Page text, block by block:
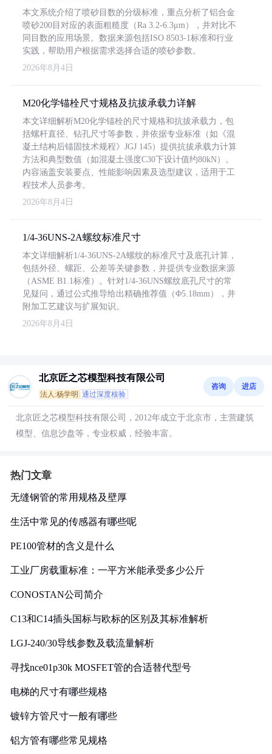
本文系统介绍了喷砂目数的分级标准，重点分析了铝合金
喷砂200目对应的表面粗糙度（Ra 3.2-6.3μm），并对比不
同目数的应用场景。数据来源包括ISO 8503-1标准和行业
实践，帮助用户根据需求选择合适的喷砂参数。
2026年8月4日
M20化学锚栓尺寸规格及抗拔承载力详解
本文详细解析M20化学锚栓的尺寸规格和抗拔承载力，包
括螺杆直径、钻孔尺寸等参数，并依据专业标准（如《混
凝土结构后锚固技术规程》JGJ 145）提供抗拔承载力计算
方法和典型数值（如混凝土强度C30下设计值约80kN）。
内容涵盖安装要点、性能影响因素及选型建议，适用于工
程技术人员参考。
2026年8月4日
1/4-36UNS-2A螺纹标准尺寸
本文详细解析1/4-36UNS-2A螺纹的标准尺寸及底孔计算，
包括外径、螺距、公差等关键参数，并提供专业数据来源
（ASME B1.1标准）。针对1/4-36UNS螺纹底孔尺寸的常
见疑问，通过公式推导给出精确推荐值（Φ5.18mm），并
附加工艺建议与扩展知识。
2026年8月4日
北京匠之芯模型科技有限公司
法人:杨学明 通过深度核验
咨询 进店
北京匠之芯模型科技有限公司，2012年成立于北京市，主营建筑
模型、信息沙盘等，专业权威，经验丰富。
热门文章
无缝钢管的常用规格及壁厚
生活中常见的传感器有哪些呢
PE100管材的含义是什么
工业厂房载重标准：一平方米能承受多少公斤
CONOSTAN公司简介
C13和C14插头国标与欧标的区别及其标准解析
LGJ-240/30导线参数及载流量解析
寻找nce01p30k MOSFET管的合适替代型号
电梯的尺寸有哪些规格
镀锌方管尺寸一般有哪些
铝方管有哪些常见规格